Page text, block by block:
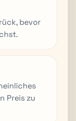
bevor
Preis zu